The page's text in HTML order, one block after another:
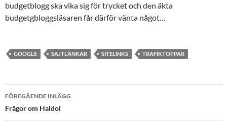
budgetblogg ska vika sig för trycket och den äkta
budgetgbloggsläsaren får därför vänta något…
GOOGLE SAJTLÄNKAR SITELINKS TRAFIKTOPPAR
Inläggsnavigering
FÖREGÅENDE INLÄGG
Frågor om Haldol